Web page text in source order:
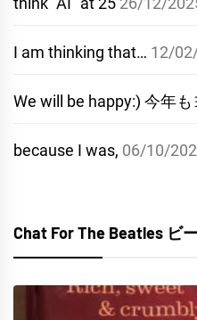
I am thinking that… 12/
We will be happy:) 今年も
because I was, 06/10/
Chat For The Beatles ビ